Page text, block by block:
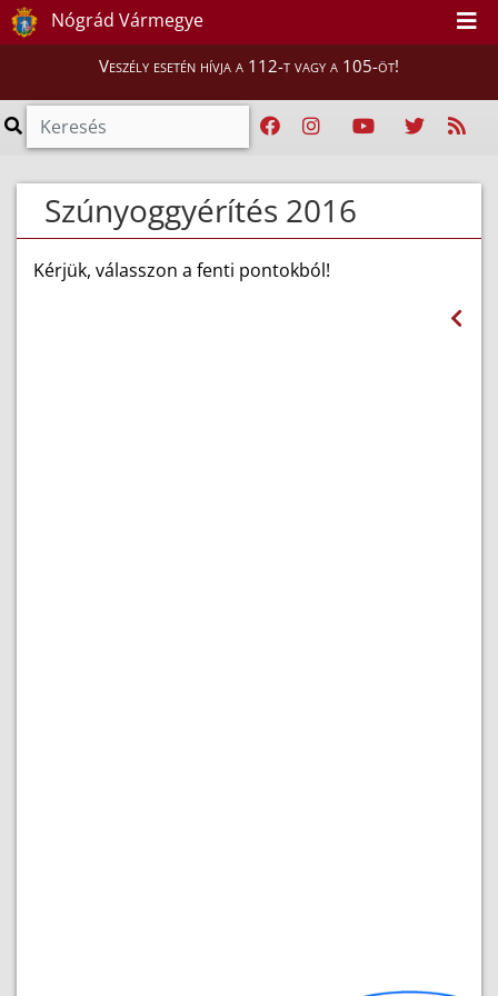
Nógrád Vármegye
Veszély esetén hívja a 112-t vagy a 105-öt!
Szúnyoggyérítés 2016
Kérjük, válasszon a fenti pontokból!